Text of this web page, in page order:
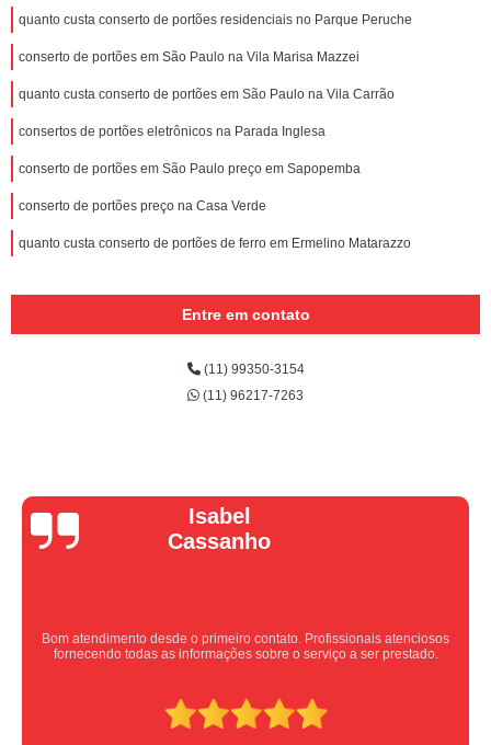
quanto custa conserto de portões residenciais no Parque Peruche
conserto de portões em São Paulo na Vila Marisa Mazzei
quanto custa conserto de portões em São Paulo na Vila Carrão
consertos de portões eletrônicos na Parada Inglesa
conserto de portões em São Paulo preço em Sapopemba
conserto de portões preço na Casa Verde
quanto custa conserto de portões de ferro em Ermelino Matarazzo
Entre em contato
(11) 99350-3154
(11) 96217-7263
Vera Maria
Equipe nota 10, trabalho rápido com excelência , super organizados.
Super indico.